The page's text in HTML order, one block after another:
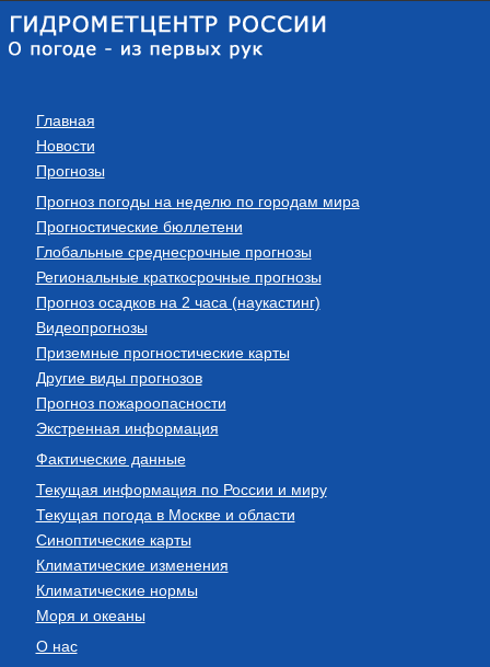
Главная
Новости
Прогнозы
Прогноз погоды на неделю по городам мира
Прогностические бюллетени
Глобальные среднесрочные прогнозы
Региональные краткосрочные прогнозы
Прогноз осадков на 2 часа (наукастинг)
Видеопрогнозы
Приземные прогностические карты
Другие виды прогнозов
Прогноз пожароопасности
Экстренная информация
Фактические данные
Текущая информация по России и миру
Текущая погода в Москве и области
Синоптические карты
Климатические изменения
Климатические нормы
Моря и океаны
О нас